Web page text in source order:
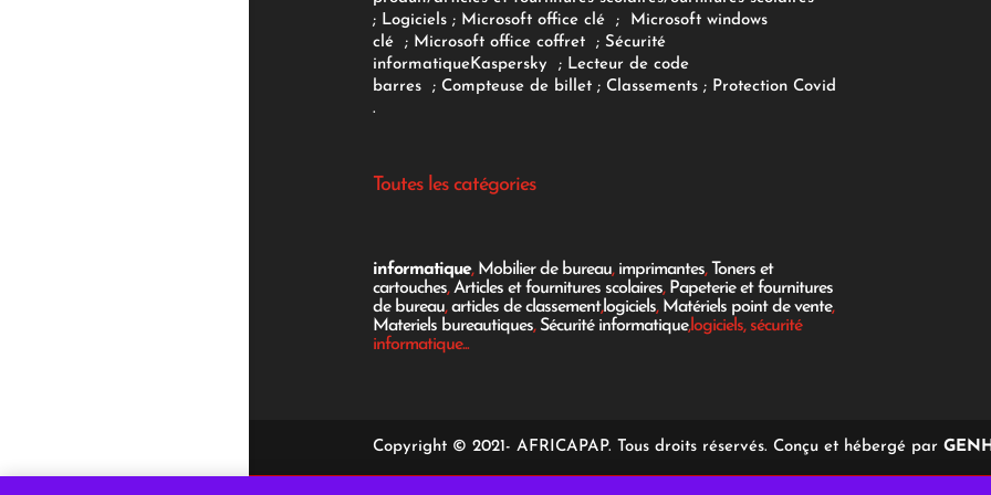
; Logiciels ; Microsoft office clé ;
Microsoft windows
clé; Microsoft office coffret ; Sécurité
informatiqueKaspersky ; Lecteur de code
barres
; Compteuse de billet; Classements ; Protection Covid
.
Toutes les catégories
informatique, Mobilier de bureau, imprimantes, Toners et
cartouches,Articles et fournitures scolaires, Papeterie et fournitures
de bureau,articles de classement,logiciels, Matériels point de vente,
Materiels bureautiques, Sécurité informatique,logiciels, sécurité
informatique...
Copyright © 2021- AFRICAPAP. Tous droits réservés. Conçu et hébergé par